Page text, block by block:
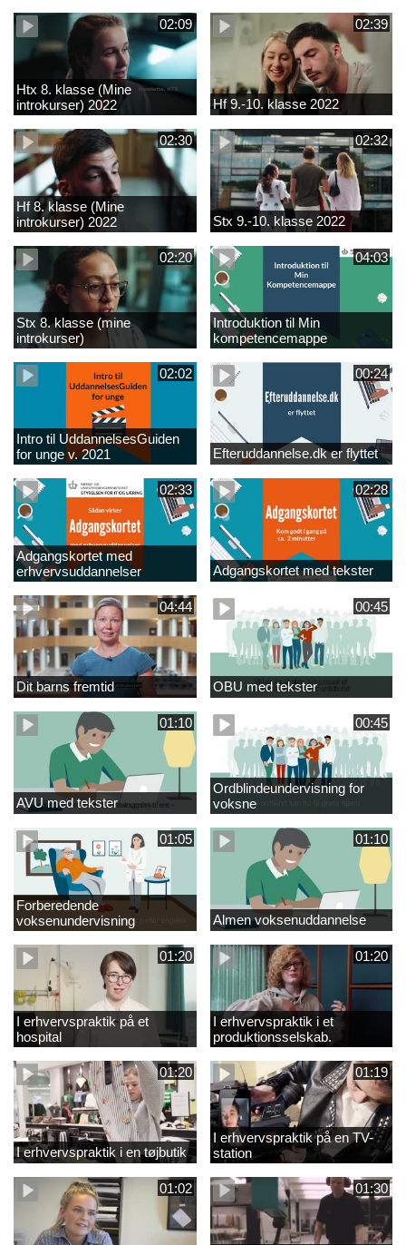
02:09
Htx 8. klasse (Mine
introkurser) 2022
02:39
Hf 9.-10. klasse 2022
02:30
Hf 8. klasse (Mine
introkurser) 2022
02:32
Stx 9.-10. klasse 2022
02:20
Stx 8. klasse (mine
introkurser)
04:03
Introduktion til Min
kompetencemappe
02:02
Intro til UddannelsesGuiden
for unge v. 2021
00:24
Efteruddannelse.dk er flyttet
02:33
Adgangskortet med
erhvervsuddannelser
02:28
Adgangskortet med tekster
04:44
Dit barns fremtid
00:45
OBU med tekster
01:10
AVU med tekster
00:45
Ordblindeundervisning for
voksne
01:05
Forberedende
voksenundervisning
01:10
Almen voksenuddannelse
01:20
I erhvervspraktik på et
hospital
01:20
I erhvervspraktik i et
produktionsselskab.
01:20
I erhvervspraktik i en tøjbutik
01:19
I erhvervspraktik på en TV-
station
01:02 01:30